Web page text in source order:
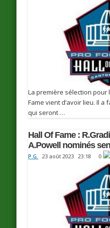
La première sélection pour
Fame vient d’avoir lieu. Il a
qui seront …
Hall Of Fame :
A.Powell nominés
P.G. 23 août 2023 23:18 0